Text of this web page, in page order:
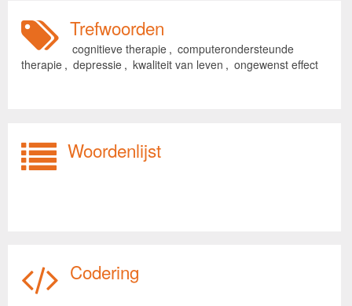
Trefwoorden
cognitieve therapie , computerondersteunde
therapie , depressie , kwaliteit van leven , ongewenst effect
Woordenlijst
Codering